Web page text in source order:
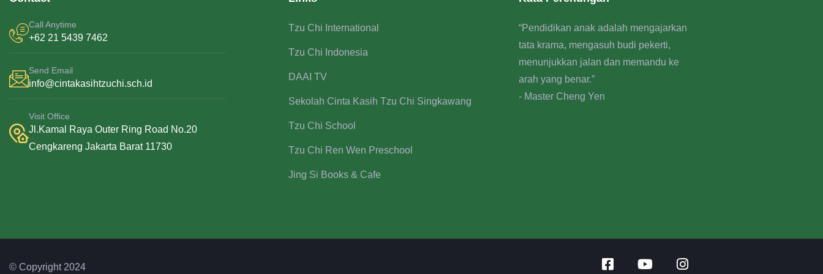
Call Anytime
+62 21 5439 7462
Send Email
info@cintakasihtzuchi.sch.id
Visit Office
Jl.Kamal Raya Outer Ring Road No.20
Cengkareng Jakarta Barat 11730
Tzu Chi International
Tzu Chi Indonesia
DAAI TV
Sekolah Cinta Kasih Tzu Chi Singkawang
Tzu Chi School
Tzu Chi Ren Wen Preschool
Jing Si Books & Cafe
“Pendidikan anak adalah mengajarkan
tata krama, mengasuh budi pekerti,
menunjukkan jalan dan memandu ke
arah yang benar.”
- Master Cheng Yen
© Copyright 2024